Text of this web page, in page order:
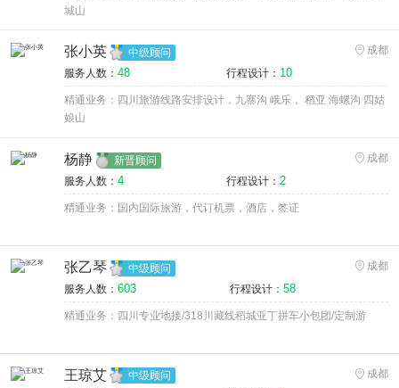
城山
张小英 中级顾问
成都
服务人数： 48 行程设计： 10
精通业务：四川旅游线路安排设计，九寨沟 峨乐， 稻亚 海螺沟 四姑
娘山
杨静 新晋顾问
成都
服务人数： 4 行程设计： 2
精通业务：国内国际旅游，代订机票，酒店，签证
张乙琴 中级顾问
成都
服务人数： 603 行程设计： 58
精通业务：四川专业地接/318川藏线稻城亚丁拼车小包团/定制游
王琼艾 中级顾问
成都